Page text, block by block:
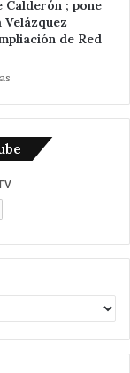
Calderón ; pone
Velázquez
de Red